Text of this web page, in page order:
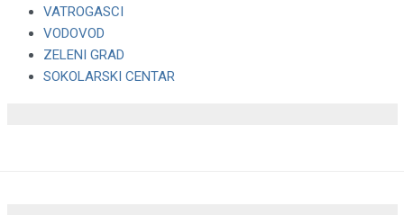
VATROGASCI
VODOVOD
ZELENI GRAD
SOKOLARSKI CENTAR